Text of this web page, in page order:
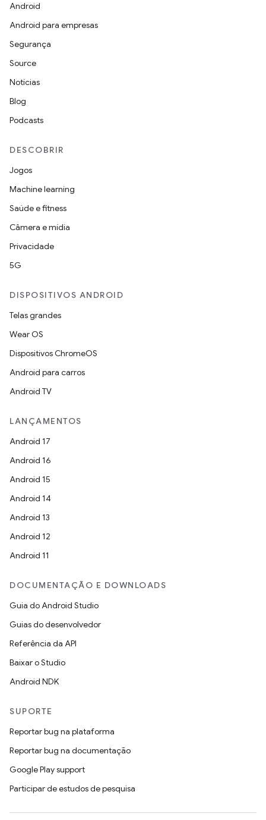
Android
Android para empresas
Segurança
Source
Notícias
Blog
Podcasts
DESCOBRIR
Jogos
Machine learning
Saúde e fitness
Câmera e mídia
Privacidade
5G
DISPOSITIVOS ANDROID
Telas grandes
Wear OS
Dispositivos ChromeOS
Android para carros
Android TV
LANÇAMENTOS
Android 17
Android 16
Android 15
Android 14
Android 13
Android 12
Android 11
DOCUMENTAÇÃO E DOWNLOADS
Guia do Android Studio
Guias do desenvolvedor
Referência da API
Baixar o Studio
Android NDK
SUPORTE
Reportar bug na plataforma
Reportar bug na documentação
Google Play support
Participar de estudos de pesquisa